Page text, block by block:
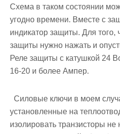
Схема в таком состоянии
угодно времени. Вместе с
индикатор защиты. Для того,
защиты нужно нажать и
Реле защиты с катушкой 24
16-20 и более Ампер.
Силовые ключи в моем
установленные на
изолировать транзисторы не